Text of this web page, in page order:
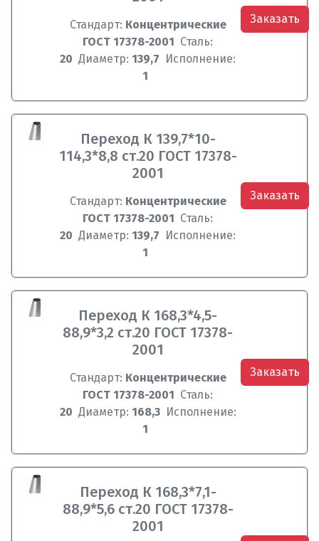
Стандарт: Концентрические
ГОСТ 17378-2001 Сталь:
20 Диаметр:139,7 Исполнение:
1
Заказать
Переход К 139,7*10-
114,3*8,8 ст.20 ГОСТ 17378-
2001
Стандарт: Концентрические
ГОСТ 17378-2001 Сталь:
20 Диаметр:139,7 Исполнение:
1
Заказать
Переход К 168,3*4,5-
88,9*3,2 ст.20 ГОСТ 17378-
2001
Стандарт: Концентрические
ГОСТ 17378-2001 Сталь:
20 Диаметр: 168,3 Исполнение:
1
Заказать
Переход К 168,3*7,1-
88,9*5,6 ст.20 ГОСТ 17378-
2001